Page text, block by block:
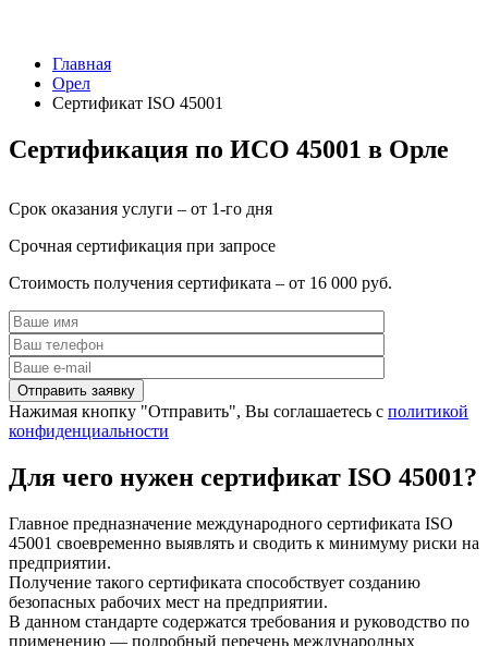
Главная
Орел
Сертификат ISO 45001
Сертификация по ИСО 45001 в Орле
Срок оказания услуги – от 1-го дня
Срочная сертификация при запросе
Стоимость получения сертификата – от 16 000 руб.
Нажимая кнопку "Отправить", Вы соглашаетесь с политикой
конфиденциальности
Для чего нужен сертификат ISO 45001?
Главное предназначение международного сертификата ISO
45001 своевременно выявлять и сводить к минимуму риски на
предприятии.
Получение такого сертификата способствует созданию
безопасных рабочих мест на предприятии.
В данном стандарте содержатся требования и руководство по
применению — подробный перечень международных